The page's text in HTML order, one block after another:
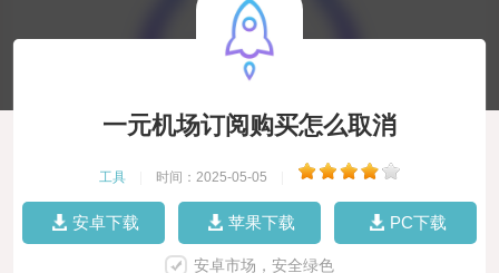
一元机场订阅购买怎么取消
工具 时间：2025-05-05
安卓下载 苹果下载 PC下载
安卓市场，安全绿色